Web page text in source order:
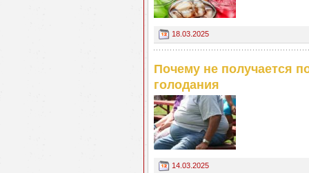
18.03.2025
Почему не получается
голодания
14.03.2025